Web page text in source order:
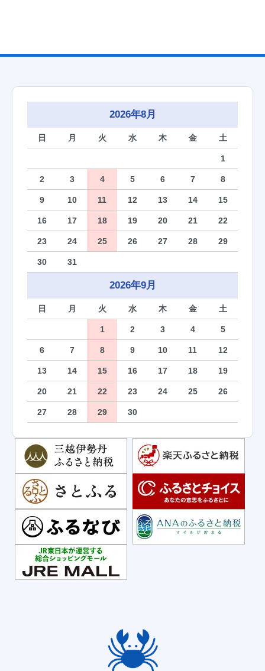
2026年8月
日 月 火 水 木 金 土
1
2 3 4 5 6 7 8
9 10 11 12 13 14 15
16 17 18 19 20 21 22
23 24 25 26 27 28 29
30 31
2026年9月
日 月 火 水 木 金 土
1 2 3 4 5
6 7 8 9 10 11 12
13 14 15 16 17 18 19
20 21 22 23 24 25 26
27 28 29 30